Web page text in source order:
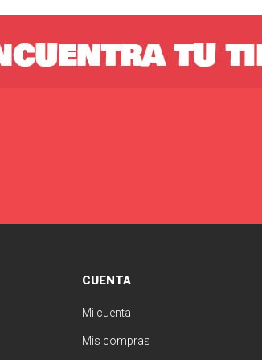
CUENTA
Mi cuenta
Mis compras